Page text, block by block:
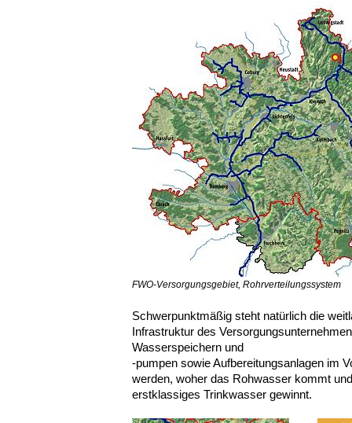
FWO-Versorgungsgebiet, Rohrverteilungssystem
Schwerpunktmäßig steht natürlich die
Infrastruktur des
Wasserspeichern und
-pumpen sowie Aufbereitungsanlagen im
werden, woher das Rohwasser kommt
erstklassiges Trinkwasser gewinnt.